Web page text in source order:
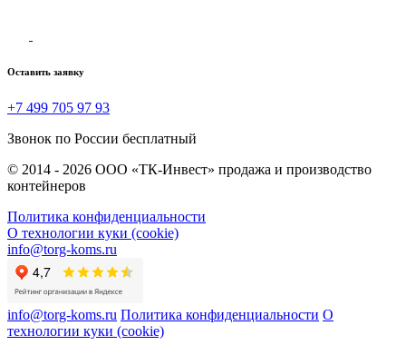
Оставить заявку
+7 499 705 97 93
Звонок по России бесплатный
© 2014 - 2026 ООО «ТК-Инвест» продажа и производство
контейнеров
Политика конфиденциальности
О технологии куки (cookie)
info@torg-koms.ru
info@torg-koms.ru Политика конфиденциальности О
технологии куки (cookie)